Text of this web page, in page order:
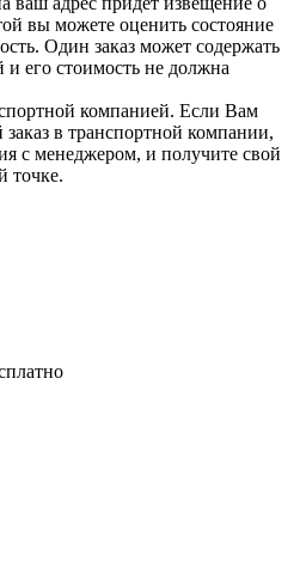
вы можете оценить состояние
Один заказ может содержать
его стоимость не должна
компанией. Если Вам
в транспортной компании,
с менеджером, и получите свой
точке.